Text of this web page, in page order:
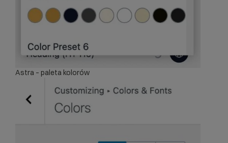
Astra – paleta kolorów